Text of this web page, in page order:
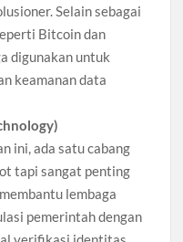
Selain sebagai
Bitcoin dan
digunakan untuk
keamanan data
ini, ada satu cabang
tapi sangat penting
lembaga
pemerintah dengan